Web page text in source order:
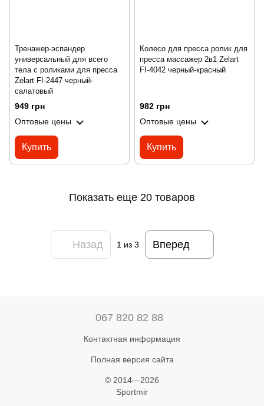
Тренажер-эспандер
универсальный для всего
тела с роликами для пресса
Zelart FI-2447 черный-
салатовый
949 грн
Оптовые цены
Купить
Колесо для пресса ролик для
пресса массажер 2в1 Zelart
FI-4042 черный-красный
982 грн
Оптовые цены
Купить
Показать еще 20 товаров
Назад 1из 3 Вперед
067 820 82 88
Контактная информация
Полная версия сайта
© 2014—2026
Sportmir